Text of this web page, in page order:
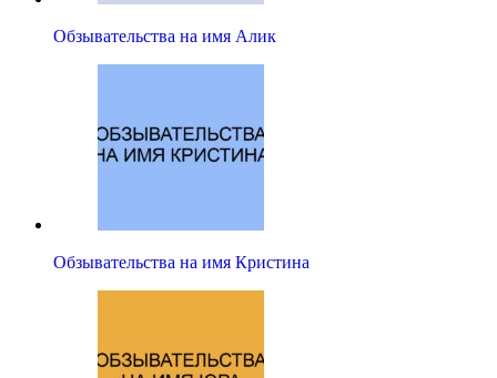
Обзывательства на имя Алик
Обзывательства на имя Кристина